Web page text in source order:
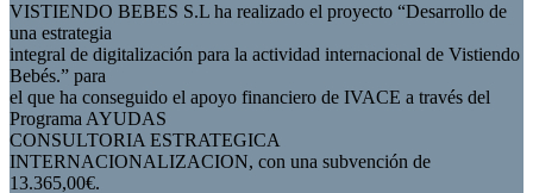
VISTIENDO BEBES S.L ha realizado el proyecto “Desarrollo de
una estrategia
integral de digitalización para la actividad internacional de Vistiendo
Bebés.” para
el que ha conseguido el apoyo financiero de IVACE a través del
Programa AYUDAS
CONSULTORIA ESTRATEGICA
INTERNACIONALIZACION, con una subvención de
13.365,00€.